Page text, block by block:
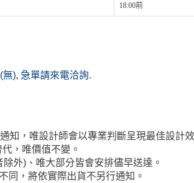
18:00前
), 急單請來電洽詢.
知，唯設計師會以專業判斷呈現最佳設計效
，唯價值不變。
外)、唯大部分皆會安排儘早送達。
同，將依實際出貨不另行通知。